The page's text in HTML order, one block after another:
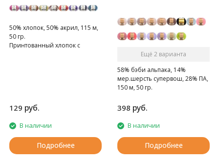
50% хлопок, 50% акрил, 115 м,
50 гр.
Принтованный хлопок с
129 руб.
В наличии
Подробнее
Ещё 2 варианта
58% бэби альпака, 14%
мер.шерсть супервош, 28% ПА,
150 м, 50 гр.
398 руб.
В наличии
Подробнее